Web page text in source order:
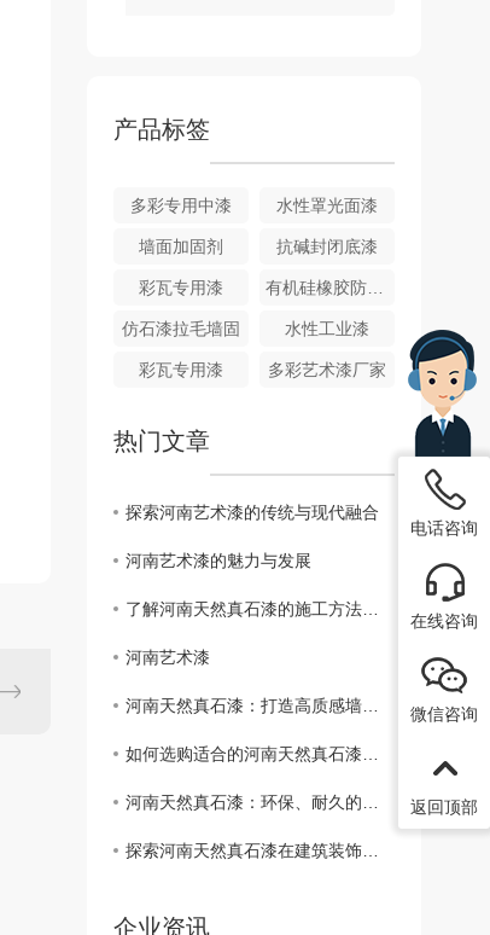
产品标签
多彩专用中漆 水性罩光面漆
墙面加固剂 抗碱封闭底漆
彩瓦专用漆 有机硅橡胶防水涂料
仿石漆拉毛墙固 水性工业漆
彩瓦专用漆 多彩艺术漆厂家
热门文章
探索河南艺术漆的传统与现代融合
河南艺术漆的魅力与发展
了解河南天然真石漆的施工方法与技巧
河南艺术漆
河南天然真石漆：打造高质感墙面的....
如何选购适合的河南天然真石漆？指南详解
河南天然真石漆：环保、耐久的新选择
探索河南天然真石漆在建筑装饰中的应用
企业资讯
电话咨询
在线咨询
微信咨询
返回顶部